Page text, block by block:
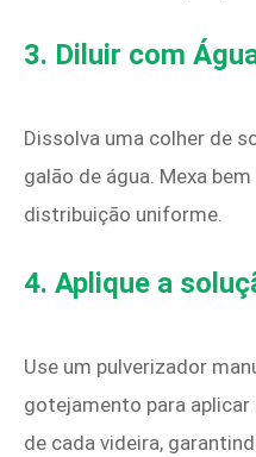
3. Diluir com
Dissolva uma colher de
galão de água. Mexa
distribuição uniforme.
4. Aplique a
Use um pulverizador
gotejamento para
de cada videira,